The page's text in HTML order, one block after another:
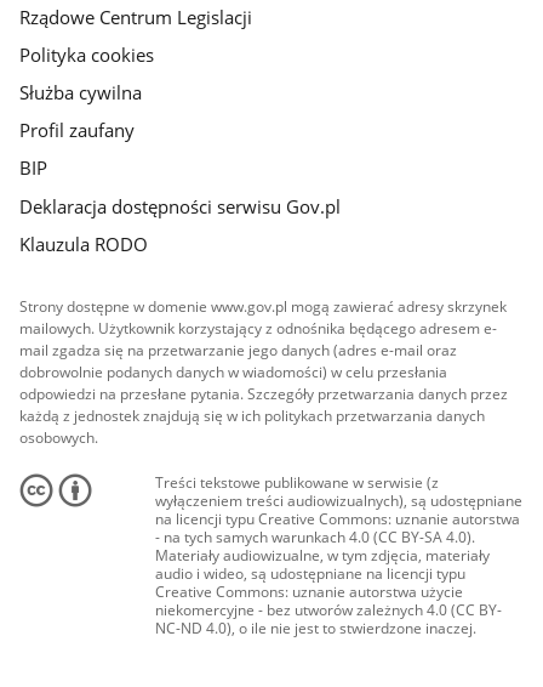
Rządowe Centrum Legislacji
Polityka cookies
Służba cywilna
Profil zaufany
BIP
Deklaracja dostępności serwisu Gov.pl
Klauzula RODO
Strony dostępne w domenie www.gov.pl mogą zawierać adresy skrzynek
mailowych. Użytkownik korzystający z odnośnika będącego adresem e-
mail zgadza się na przetwarzanie jego danych (adres e-mail oraz
dobrowolnie podanych danych w wiadomości) w celu przesłania
odpowiedzi na przesłane pytania. Szczegóły przetwarzania danych przez
każdą z jednostek znajdują się w ich politykach przetwarzania danych
osobowych.
Treści tekstowe publikowane w serwisie (z
wyłączeniem treści audiowizualnych), są udostępniane
na licencji typu Creative Commons: uznanie autorstwa
- na tych samych warunkach 4.0 (CC BY-SA 4.0).
Materiały audiowizualne, w tym zdjęcia, materiały
audio i wideo, są udostępniane na licencji typu
Creative Commons: uznanie autorstwa użycie
niekomercyjne - bez utworów zależnych 4.0 (CC BY-
NC-ND 4.0), o ile nie jest to stwierdzone inaczej.